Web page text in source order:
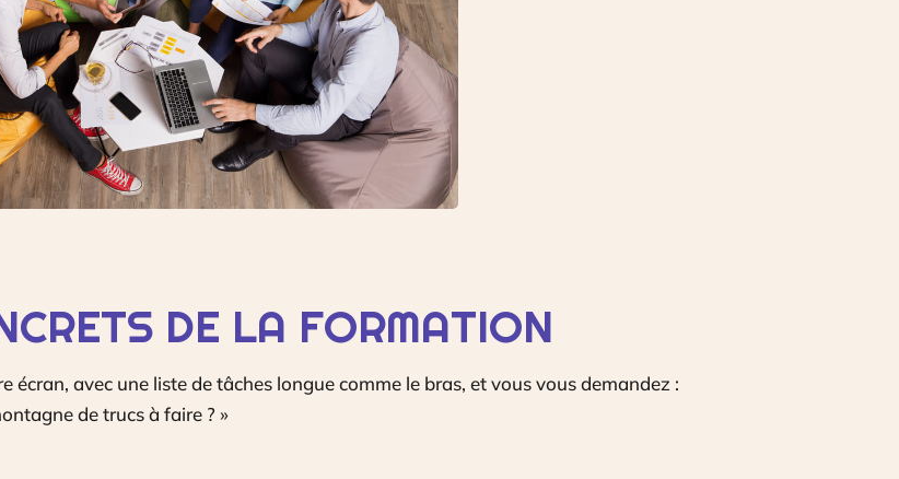
DE LA FORMATION
avec une liste de tâches longue comme le bras, et vous vous demandez :
de trucs à faire ? »